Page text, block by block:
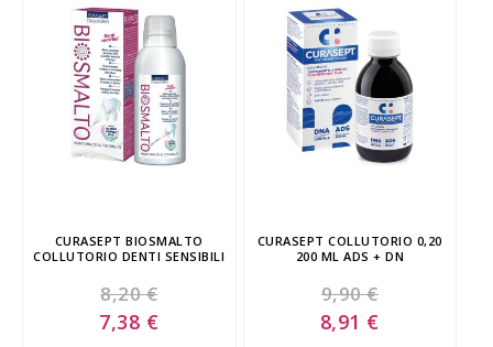
CURASEPT BIOSMALTO
COLLUTORIO DENTI SENSIBILI
8,20 €
Special
Price
7,38 €
CURASEPT COLLUTORIO 0,20
200 ML ADS + DN
9,90 €
Special
Price
8,91 €